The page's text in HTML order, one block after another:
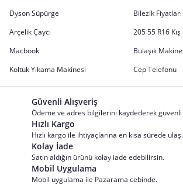
Dyson Süpürge
Bilezik Fiyatları
Arçelik Çaycı
205 55 R16
Macbook
Bulaşık
Koltuk Yıkama Makinesi
Cep Telefonu
Güvenli Alışveriş
Ödeme ve adres bilgilerini kaydederek güvenli
Hızlı Kargo
Hızlı kargo ile ihtiyaçlarına en kısa sürede ulaş.
Kolay İade
Satın aldığın ürünü kolay iade edebilirsin.
Mobil Uygulama
Mobil uygulama ile Pazarama cebinde.